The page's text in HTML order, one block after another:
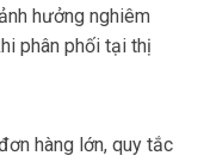
hưởng nghiêm
phân phối tại thị
hàng lớn, quy tắc